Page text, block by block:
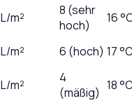
L/m²
8 (sehr
hoch)
16
L/m² 6 (hoch) 17
L/m²
4
(mäßig) 18